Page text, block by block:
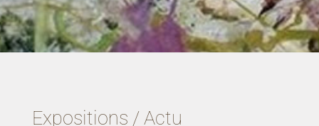
Expositions / Actu